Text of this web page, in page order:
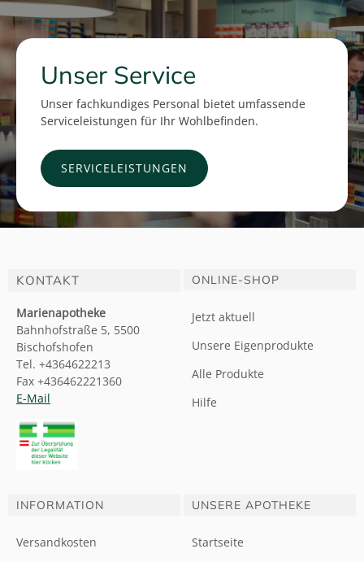
Unser Service
Unser fachkundiges Personal bietet umfassende
Serviceleistungen für Ihr Wohlbefinden.
SERVICELEISTUNGEN
KONTAKT
Marienapotheke
Bahnhofstraße 5, 5500
Bischofshofen
Tel. +4364622213
Fax +436462221360
E-Mail
ONLINE-SHOP
Jetzt aktuell
Unsere Eigenprodukte
Alle Produkte
Hilfe
INFORMATION
Versandkosten
UNSERE APOTHEKE
Startseite